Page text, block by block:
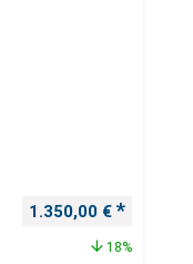
Ursprünglicher
1.350,00 €
18%